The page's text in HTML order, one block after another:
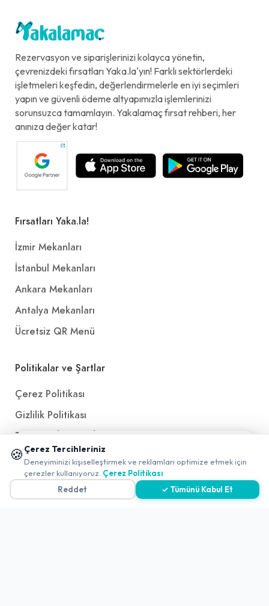
Rezervasyon ve siparişlerinizi kolayca yönetin,
çevrenizdeki fırsatları Yaka.la'yın! Farklı sektörlerdeki
işletmeleri keşfedin, değerlendirmelerle en iyi seçimleri
yapın ve güvenli ödeme altyapımızla işlemlerinizi
sorunsuzca tamamlayın. Yakalamaç fırsat rehberi, her
anınıza değer katar!
Fırsatları Yaka.la!
İzmir Mekanları
İstanbul Mekanları
Ankara Mekanları
Antalya Mekanları
Ücretsiz QR Menü
Politikalar ve Şartlar
Çerez Politikası
Gizlilik Politikası
Teslimat, İptal ve İade Politikası
Kullanım Koşulları ve Hizmet Politikası
KVKK Politikası
Kişisel Verileri Aydınlatma Metni
🍪 Çerez Tercihleriniz
Deneyiminizi kişiselleştirmek ve reklamları optimize etmek için
çerezler kullanıyoruz. Çerez Politikası
Reddet
✓ Tümünü Kabul Et
📱 Mobil uygulamamızı keşfedin!
✖